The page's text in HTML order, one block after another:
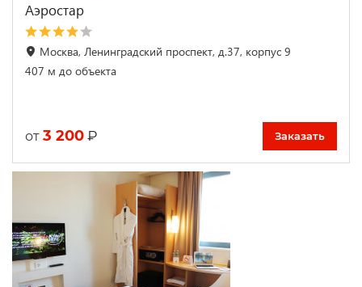
Аэростар
Москва, Ленинградский проспект, д.37, корпус 9
407 м до объекта
от 3 200 ₽ Заказать